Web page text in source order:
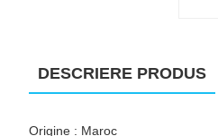
DESCRIERE PRODUS
Origine : Maroc